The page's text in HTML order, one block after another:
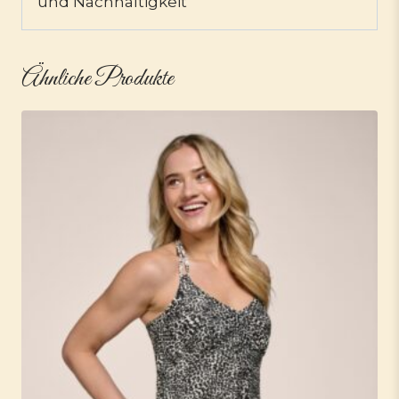
Ähnliche Produkte